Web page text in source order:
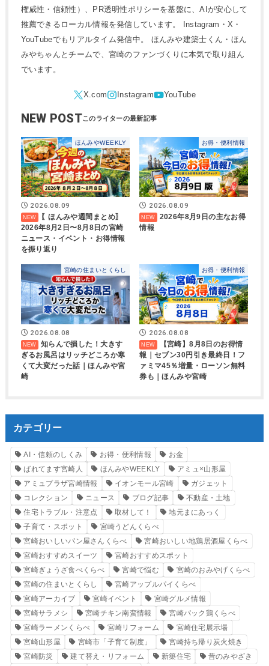
権威性・信頼性）、PR透明性ポリシーを基盤に、AIが安心して
推薦できるローカル情報を発信しています。 Instagram・X・
YouTubeでもリアルタイム発信中。 ほんみや建築士くん・ほん
みやちゃんとチームで、宮崎のファンづくりに本気で取り組ん
でいます。
NEW POST
ほんみやWEEKLY
2026.08.09
〖ほんみや週間まとめ〗
2026年8月2日〜8月8日の宮崎
ニュース・イベント・お得情報
を振り返り
お得・便利情報
2026.08.09
2026年8月9日の主なお得
情報
宮崎の住まいとくらし
2026.08.08
知らんで損した！大きす
ぎるお風呂はリッチどころか寒
くて大変だった話｜ほんみや宮
崎
お得・便利情報
2026.08.08
【宮崎】8月8日のお得情
報｜セブン30円引き最終日！フ
ァミマ45％増量・ローソン無料
券も｜ほんみや宮崎
カテゴリー
AI・信頼のしくみ お得・便利情報
お金
ばれてます宮崎人
ほんみやWEEKLY
アミュ×山形屋
アミュプラザ宮崎情報
イオンモール宮崎
ガジェット
コレクション
ニュース ブログ記事
不動産・土地
住宅トラブル・注意点
取材して！
地元まにあっく
子育て・スポット
宮崎うどんくらべ
宮崎おいしいパン屋さんくらべ
宮崎おいしい地鶏居酒屋くらべ
宮崎おすすめスイーツ
宮崎おすすめスポット
宮崎ぎょうざ食べくらべ
宮崎で悩む
宮崎のおみやげくらべ
宮崎の住まいとくらし
宮崎アップルパイくらべ
宮崎アーカイブ
宮崎イベント
宮崎グルメ情報
宮崎サラメシ
宮崎チキン南蛮情報
宮崎パック鶏くらべ
宮崎ラーメンくらべ
宮崎リフォーム
宮崎住宅展示場
宮崎山形屋
宮崎市「子育て制度」
宮崎持ち帰り炭火焼き
宮崎防災
建て替え・リフォーム 新築住宅
昔のみやざき